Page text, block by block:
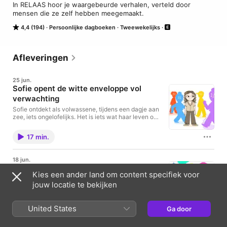
4,4 (194) Persoonlijke dagboeken Tweewekelijks
In RELAAS hoor je waargebeurde verhalen, verteld door
mensen die ze zelf hebben meegemaakt.
Afleveringen
25 jun.
Sofie opent de witte enveloppe vol
verwachting
Sofie ontdekt als volwassene, tijdens een dagje aan
zee, iets ongelofelijks. Het is iets wat haar leven op
Illustratie door Fien Cools. See
omnystudio.com/listener for privacy information.
17 min.
18 jun.
Piet heeft een bijzonder brein. Het werkt gewoon
anders dan bij de meeste mensen. Hij vertelt hoe hij
probeert te geven met dit brein. Illustratie door Fien
Cool. See omnystudio.com/listener for privacy
information.
16 min.
Kies een ander land om content specifiek voor
jouw locatie te bekijken
United States Ga door